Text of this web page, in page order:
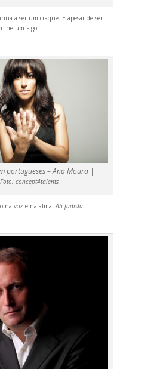
a ser um craque. E apesar de ser
lhe um Figo.
portugueses – Ana Moura |
Foto: concept4talents
na voz e na alma.Ah fadista!